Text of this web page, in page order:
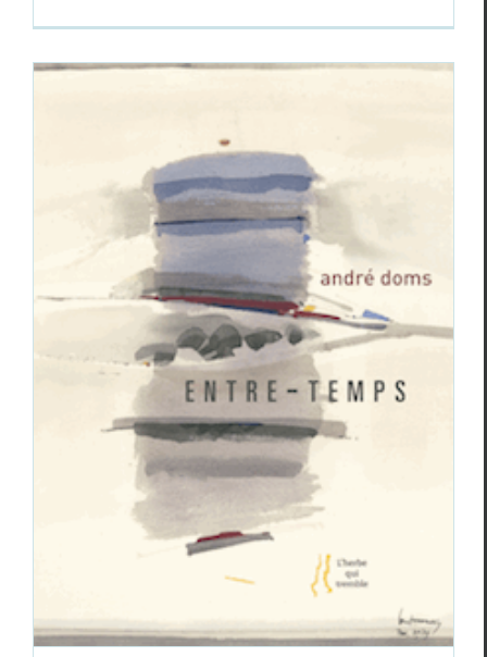
Un éditeur et ses auteurs : L’HERBE QUI
TREMBLE avec Isabelle Levesque,
André Doms, Pierre Dhainaut, Horia
Badescu, Christian Monginot.
Christian Monginot Horia Badescu Isabelle Lévesque
Dhainaut